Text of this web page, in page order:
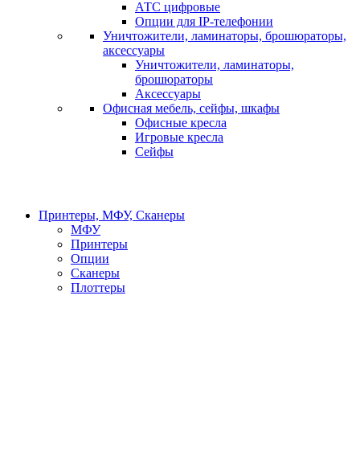
АТС цифровые
Опции для IP-телефонии
Уничтожители, ламинаторы, брошюраторы,
аксессуары
Уничтожители, ламинаторы,
брошюраторы
Аксессуары
Офисная мебель, сейфы, шкафы
Офисные кресла
Игровые кресла
Сейфы
Принтеры, МФУ, Сканеры
МФУ
Принтеры
Опции
Сканеры
Плоттеры